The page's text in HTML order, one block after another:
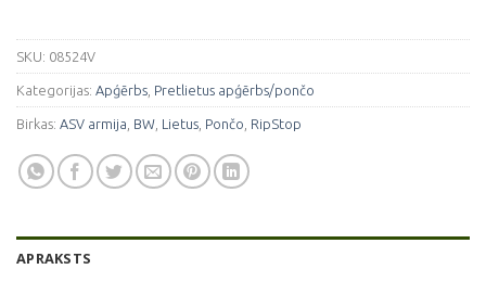
SKU: 08524V
Kategorijas: Apģērbs Pretlietus apģērbs/pončo
Birkas: ASV armija BW Lietus Pončo RipStop
APRAKSTS